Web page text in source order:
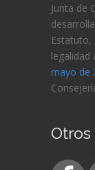
Junta de
legalidad
mayo de
Otros